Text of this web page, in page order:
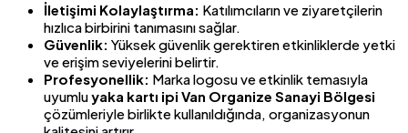
İletişimi Kolaylaştırma: Katılımcıların ve ziyaretçilerin
hızlıca birbirini tanımasını sağlar.
Güvenlik: Yüksek güvenlik gerektiren etkinliklerde yetki
ve erişim seviyelerini belirtir.
Profesyonellik: Marka logosu ve etkinlik temasıyla
uyumluyaka kartı ipi Van Organize Sanayi Bölgesi
çözümleriyle birlikte kullanıldığında, organizasyonun